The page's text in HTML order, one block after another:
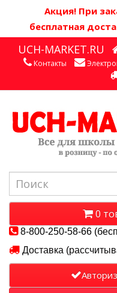
Акция! При
бесплатная
UCH-MARKET.RU
Контакты
0
8-800-250-58-66
Доставка